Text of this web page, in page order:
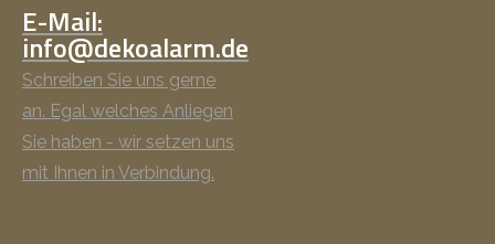
E-Mail:
info@dekoalarm.de
Schreiben Sie uns gerne
an. Egal welches Anliegen
Sie haben - wir setzen uns
mit Ihnen in Verbindung.